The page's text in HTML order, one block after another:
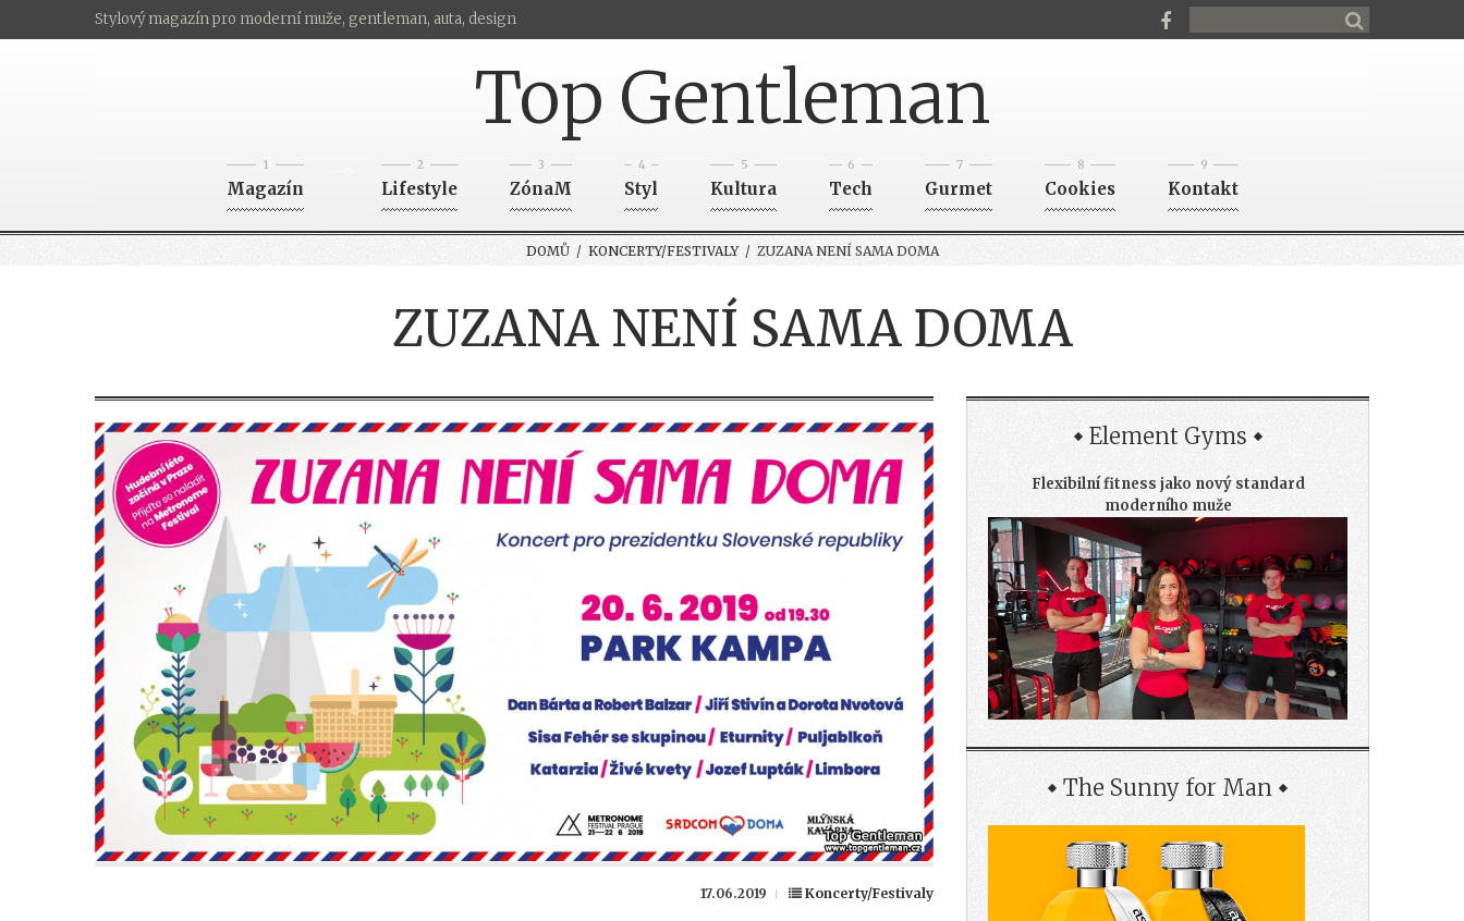
Stylový magazín pro moderní muže, gentleman, auta, design
Top Gentleman
1
Magazín
2
Lifestyle
3
ZónaM
4
Styl
5
Kultura
6
Tech
7
Gurmet
8
Cookies
9
Kontakt
DOMŮ/ KONCERTY/FESTIVALY/ ZUZANA NENÍ SAMA DOMA
ZUZANA NENÍ SAMA DOMA
17.06.2019 Koncerty/Festivaly
Element Gyms
Flexibilní fitness jako nový standard
moderního muže
The Sunny for Man